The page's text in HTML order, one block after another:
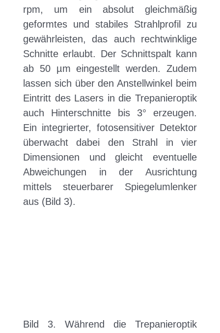
rpm, um ein absolut gleichmäßig
geformtes und stabiles Strahlprofil zu
gewährleisten, das auch rechtwinklige
Schnitte erlaubt. Der Schnittspalt kann
ab 50 µm eingestellt werden. Zudem
lassen sich über den Anstellwinkel beim
Eintritt des Lasers in die Trepanieroptik
auch Hinterschnitte bis 3° erzeugen.
Ein integrierter, fotosensitiver Detektor
überwacht dabei den Strahl in vier
Dimensionen und gleicht eventuelle
Abweichungen in der Ausrichtung
mittels steuerbarer Spiegelumlenker
aus (Bild 3).
Bild 3. Während die Trepanieroptik